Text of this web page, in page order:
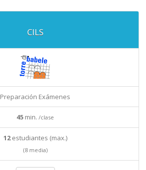
CILS
Preparación Exámenes
45 min. /clase
12estudiantes (max.)
(8 media)